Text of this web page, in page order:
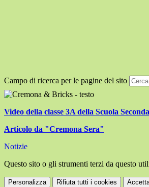
Campo di ricerca per le pagine del sito
Video della classe 3A della Scuola
Articolo da "Cremona Sera"
Notizie
Questo sito o gli strumenti terzi da questo
Personalizza Rifiuta tutti i cookies